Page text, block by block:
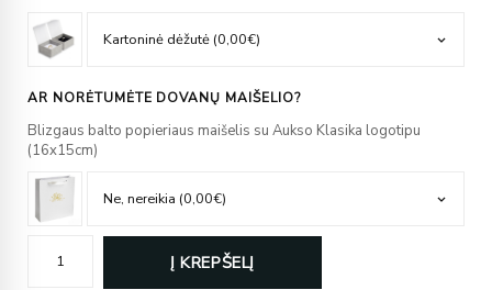
AR NORĖTUMĖTE DOVANŲ MAIŠELIO?
Blizgaus balto popieriaus maišelis su Aukso Klasika logotipu
(16x15cm)
Į KREPŠELĮ